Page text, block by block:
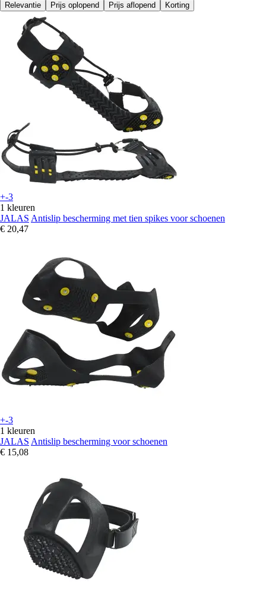
Relevantie
Prijs oplopend Prijs aflopend Korting
+-3
1 kleuren
JALAS Antislip bescherming met tien spikes voor schoenen
€ 20,47
+-3
1 kleuren
JALAS Antislip bescherming voor schoenen
€ 15,08